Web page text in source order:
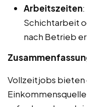
Arbeitszeiten
Schichtarbeit
nach Betrieb
Vollzeitjobs bieten